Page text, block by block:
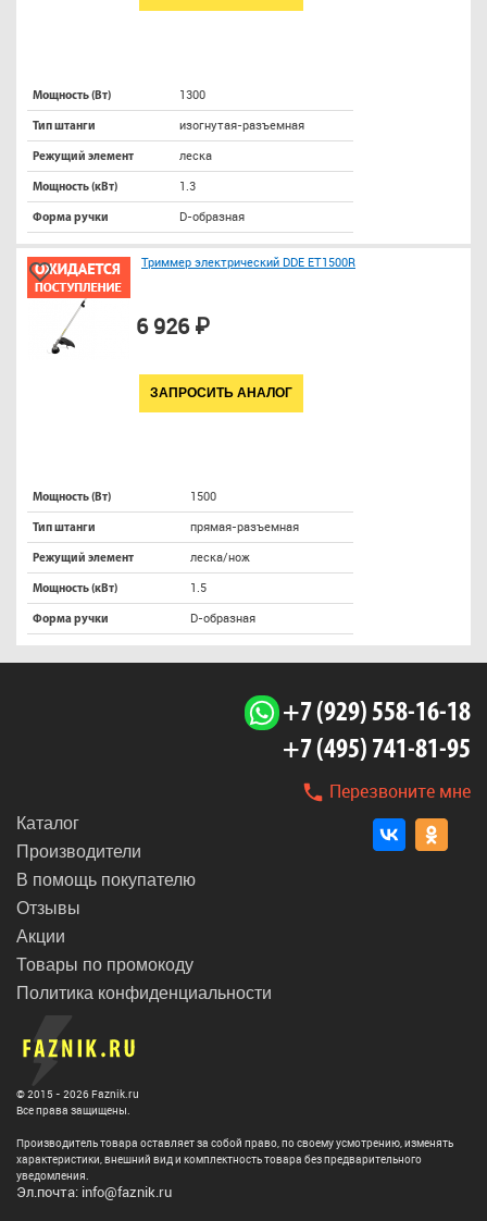
Мощность (Вт) 1300
Тип штанги изогнутая-разъемная
Режущий элемент леска
Мощность (кВт) 1.3
Форма ручки D-образная
Триммер электрический DDE ET1500R
6 926 ₽
ЗАПРОСИТЬ АНАЛОГ
Мощность (Вт) 1500
Тип штанги прямая-разъемная
Режущий элемент леска/нож
Мощность (кВт) 1.5
Форма ручки D-образная
+7 (929) 558-16-18
+7 (495) 741-81-95
Перезвоните мне
Каталог
Производители
В помощь покупателю
Отзывы
Акции
Товары по промокоду
Политика конфиденциальности
© 2015 - 2026 Faznik.ru
Все права защищены.
Производитель товара оставляет за собой право, по своему усмотрению, изменять
характеристики, внешний вид и комплектность товара без предварительного
уведомления.
Эл.почта: info@faznik.ru